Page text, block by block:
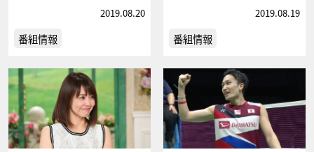
2019.08.20
番組情報
2019.08.19
番組情報